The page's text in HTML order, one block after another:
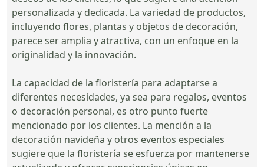
personalizada y dedicada. La variedad de productos,
incluyendo flores, plantas y objetos de decoración,
parece ser amplia y atractiva, con un enfoque en la
originalidad y la innovación.
La capacidad de la floristería para adaptarse a
diferentes necesidades, ya sea para regalos, eventos
o decoración personal, es otro punto fuerte
mencionado por los clientes. La mención a la
decoración navideña y otros eventos especiales
sugiere que la floristería se esfuerza por mantenerse